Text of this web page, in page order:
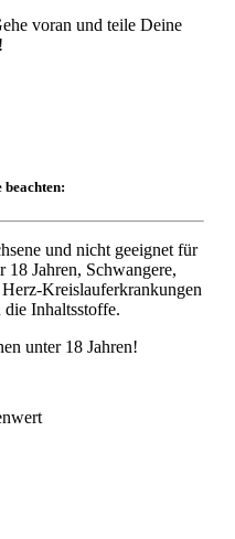
voran und teile Deine
beachten:
und nicht geeignet für
Jahren, Schwangere,
Kreislauferkrankungen
Inhaltsstoffe.
unter 18 Jahren!